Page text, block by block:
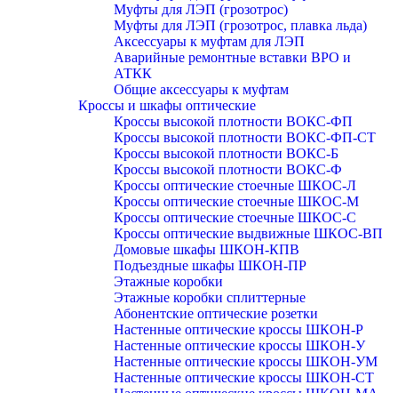
Муфты для ЛЭП (грозотрос)
Муфты для ЛЭП (грозотрос, плавка льда)
Аксессуары к муфтам для ЛЭП
Аварийные ремонтные вставки ВРО и
АТКК
Общие аксессуары к муфтам
Кроссы и шкафы оптические
Кроссы высокой плотности ВОКС-ФП
Кроссы высокой плотности ВОКС-ФП-СТ
Кроссы высокой плотности ВОКС-Б
Кроссы высокой плотности ВОКС-Ф
Кроссы оптические стоечные ШКОС-Л
Кроссы оптические стоечные ШКОС-М
Кроссы оптические стоечные ШКОС-С
Кроссы оптические выдвижные ШКОС-ВП
Домовые шкафы ШКОН-КПВ
Подъездные шкафы ШКОН-ПР
Этажные коробки
Этажные коробки сплиттерные
Абонентские оптические розетки
Настенные оптические кроссы ШКОН-Р
Настенные оптические кроссы ШКОН-У
Настенные оптические кроссы ШКОН-УМ
Настенные оптические кроссы ШКОН-СТ